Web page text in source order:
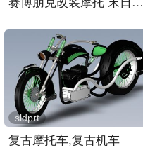
复古摩托车,复古机车
sldprt